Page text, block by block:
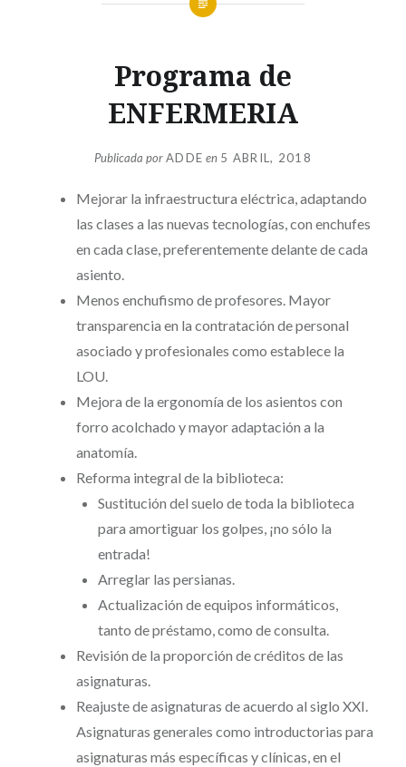
Programa de
ENFERMERIA
Publicada porADDE en 5 ABRIL, 2018
Mejorar la infraestructura eléctrica, adaptando
las clases a las nuevas tecnologías, con enchufes
en cada clase, preferentemente delante de cada
asiento.
Menos enchufismo de profesores. Mayor
transparencia en la contratación de personal
asociado y profesionales como establece la
LOU.
Mejora de la ergonomía de los asientos con
forro acolchado y mayor adaptación a la
anatomía.
Reforma integral de la biblioteca:
Sustitución del suelo de toda la biblioteca
para amortiguar los golpes, ¡no sólo la
entrada!
Arreglar las persianas.
Actualización de equipos informáticos,
tanto de préstamo, como de consulta.
Revisión de la proporción de créditos de las
asignaturas.
Reajuste de asignaturas de acuerdo al siglo XXI.
Asignaturas generales como introductorias para
asignaturas más específicas y clínicas, en el